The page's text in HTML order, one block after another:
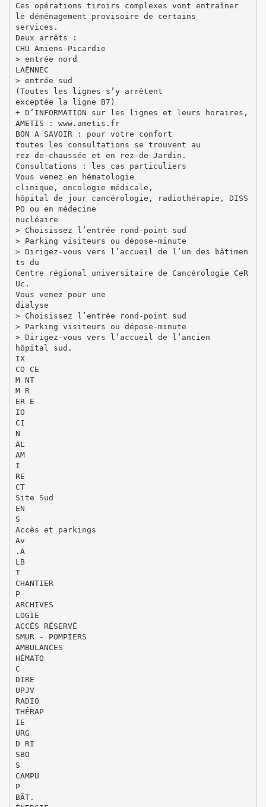
Ces opérations tiroirs complexes vont entraîner
le déménagement provisoire de certains
services.
Deux arrêts :
CHU Amiens-Picardie
> entrée nord
LAËNNEC
> entrée sud
(Toutes les lignes s’y arrêtent
exceptée la ligne B7)
+ D’INFORMATION sur les lignes et leurs horaires,
AMETIS : www.ametis.fr
BON A SAVOIR : pour votre confort
toutes les consultations se trouvent au
rez-de-chaussée et en rez-de-Jardin.
Consultations : les cas particuliers
Vous venez en hématologie
clinique, oncologie médicale,
hôpital de jour cancérologie, radiothérapie, DISS
PO ou en médecine
nucléaire
> Choisissez l’entrée rond-point sud
> Parking visiteurs ou dépose-minute
> Dirigez-vous vers l’accueil de l’un des bâtimen
ts du
Centre régional universitaire de Cancérologie CeR
Uc.
Vous venez pour une
dialyse
> Choisissez l’entrée rond-point sud
> Parking visiteurs ou dépose-minute
> Dirigez-vous vers l’accueil de l’ancien
hôpital sud.
IX
CO CE
M NT
M R
ER E
IO
CI
N
AL
AM
I
RE
CT
Site Sud
EN
S
Accès et parkings
Av
.A
LB
T
CHANTIER
P
ARCHIVES
LOGIE
ACCÈS RÉSERVÉ
SMUR - POMPIERS
AMBULANCES
HÉMATO
C
DIRE
UPJV
RADIO
THÉRAP
IE
URG
D RI
SBO
S
CAMPU
P
BÂT.